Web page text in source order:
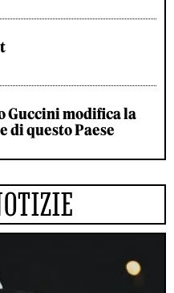
Guccini modifica la
questo Paese